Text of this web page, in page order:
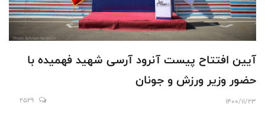
آیین افتتاح پیست آنرود آرسی شهید فهمیده با
حضور وزیر ورزش و جونان
1400/11/23
2529